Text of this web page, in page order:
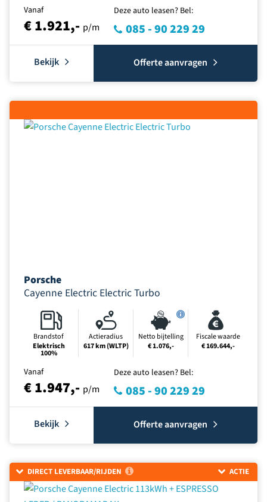
Vanaf
€ 1.921,- p/m
Deze auto leasen? Bel:
085 - 90 229 29
Bekijk Offerte aanvragen
Porsche
Cayenne Electric Electric Turbo
Brandstof
Elektrisch
100%
Actieradius
617 km (WLTP)
Netto bijtelling
€ 1.076,-
Fiscale waarde
€ 169.644,-
Vanaf
€ 1.947,- p/m
Deze auto leasen? Bel:
085 - 90 229 29
Bekijk Offerte aanvragen
DIRECT LEVERBAAR/RIJDEN ACTIE